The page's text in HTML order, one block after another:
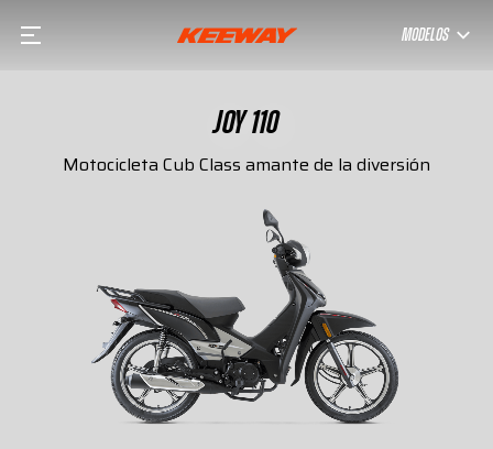
MODELOS
JOY 110
Motocicleta Cub Class amante de la diversión